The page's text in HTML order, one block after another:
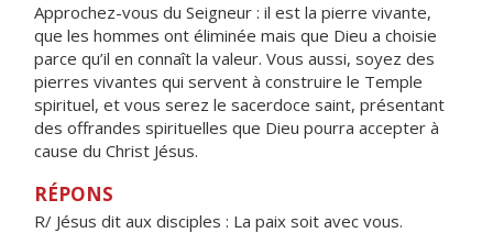
Approchez-vous du Seigneur : il est la pierre vivante,
que les hommes ont éliminée mais que Dieu a choisie
parce qu’il en connaît la valeur. Vous aussi, soyez des
pierres vivantes qui servent à construire le Temple
spirituel, et vous serez le sacerdoce saint, présentant
des offrandes spirituelles que Dieu pourra accepter à
cause du Christ Jésus.
RÉPONS
R/ Jésus dit aux disciples : La paix soit avec vous.